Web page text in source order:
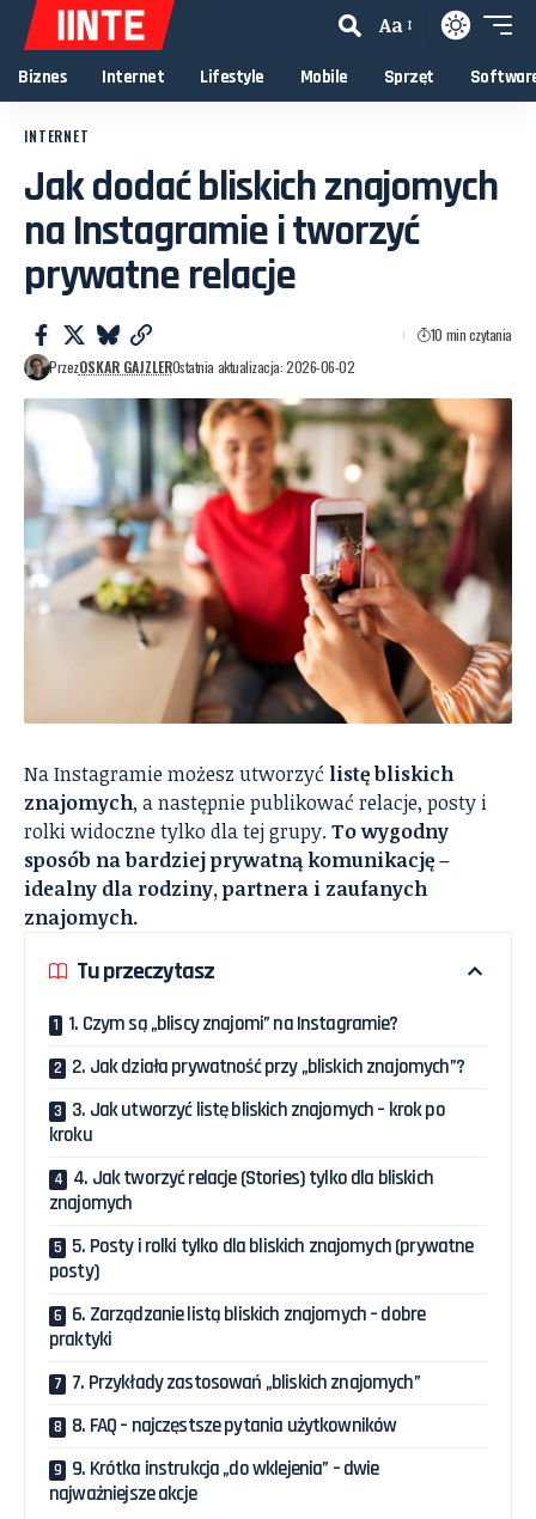
Aa
Biznes Internet Lifestyle Mobile Sprzęt
INTERNET
Jak dodać bliskich znajomych
na Instagramie i tworzyć
prywatne relacje
PrzezOSKAR GAJZLEROstatnia aktualizacja: 2026-06-02
10 min czytania
Na Instagramie możesz utworzyć listę bliskich
znajomych, a następnie publikować relacje, posty i
rolki widoczne tylko dla tej grupy.To wygodny
sposób na bardziej prywatną komunikację –
idealny dla rodziny, partnera i zaufanych
znajomych.
Tu przeczytasz
1. Czym są „bliscy znajomi” na Instagramie?
2. Jak działa prywatność przy „bliskich znajomych”?
3. Jak utworzyć listę bliskich znajomych – krok po
kroku
4. Jak tworzyć relacje (Stories) tylko dla bliskich
znajomych
5. Posty i rolki tylko dla bliskich znajomych (prywatne
posty)
6. Zarządzanie listą bliskich znajomych – dobre
praktyki
7. Przykłady zastosowań „bliskich znajomych”
8. FAQ – najczęstsze pytania użytkowników
9. Krótka instrukcja „do wklejenia” – dwie
najważniejsze akcje